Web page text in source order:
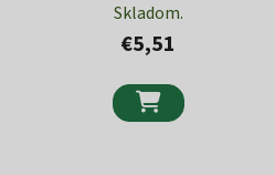
Skladom.
€5,51
